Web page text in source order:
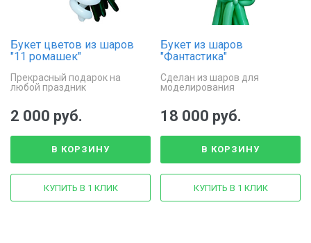
Букет цветов из шаров
"11 ромашек"
Прекрасный подарок на
любой праздник
2 000 руб.
В КОРЗИНУ
КУПИТЬ В 1 КЛИК
Букет из шаров
"Фантастика"
Сделан из шаров для
моделирования
18 000 руб.
В КОРЗИНУ
КУПИТЬ В 1 КЛИК